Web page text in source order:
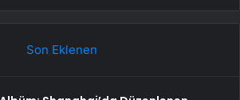
Son Eklenen